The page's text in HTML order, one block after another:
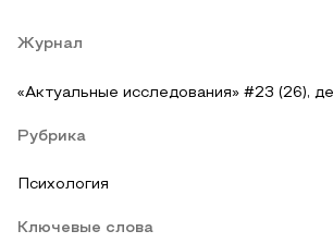
Журнал
«Актуальные исследования» #23 (26),
Рубрика
Психология
Ключевые слова